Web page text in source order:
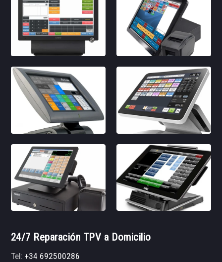
24/7 Reparación TPV a Domicilio
Tel:+34 692500286